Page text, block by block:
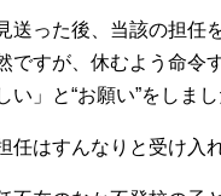
送った後、当該の担任
ですが、休むよう命令
い」と“お願い”をしまし
任はすんなりと受け入